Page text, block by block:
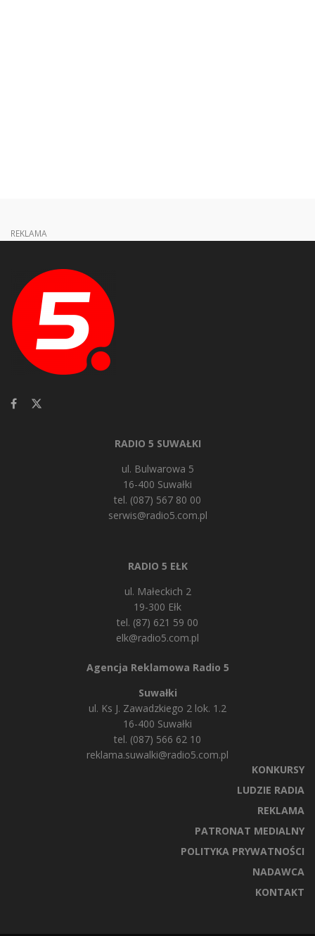
REKLAMA
RADIO 5 SUWAŁKI
ul. Bulwarowa 5
16-400 Suwałki
tel. (087) 567 80 00
serwis@radio5.com.pl
RADIO 5 EŁK
ul. Małeckich 2
19-300 Ełk
tel. (87) 621 59 00
elk@radio5.com.pl
Agencja Reklamowa Radio 5
Suwałki
ul. Ks J. Zawadzkiego 2 lok. 1.2
16-400 Suwałki
tel. (087) 566 62 10
reklama.suwalki@radio5.com.pl
KONKURSY
LUDZIE RADIA
REKLAMA
PATRONAT MEDIALNY
POLITYKA PRYWATNOŚCI
NADAWCA
KONTAKT